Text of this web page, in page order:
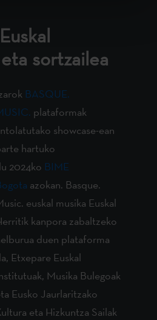
sortzailea
BASQUE.
plataformak
showcase-ean
hartuko
2024ko BIME
azokan. Basque.
euskal musika Euskal
kanpora zabaltzeko
duen plataforma
Etxepare Euskal
Musika Bulegoak
Eusko Jaurlaritzako
eta Hizkuntza Sailak